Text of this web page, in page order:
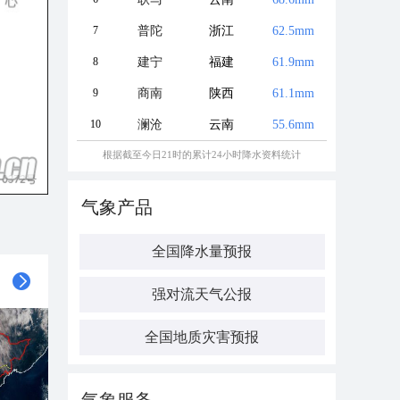
7 普陀 浙江 62.5mm
8 建宁 福建 61.9mm
9 商南 陕西 61.1mm
10 澜沧 云南 55.6mm
根据截至今日21时的累计24小时降水资料统计
气象产品
全国降水量预报
强对流天气公报
全国地质灾害预报